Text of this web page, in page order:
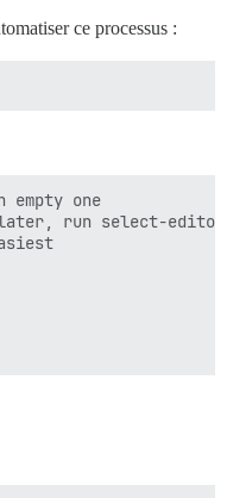
ce processus :
one
run select-